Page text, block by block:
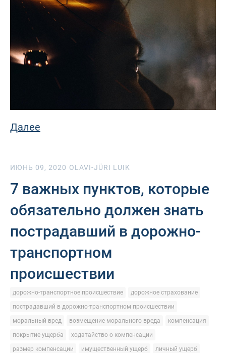
Далее
ИЮНЬ 09, 2020 OLAVI-JÜRI LUIK
7 важных пунктов, которые
обязательно должен знать
пострадавший в дорожно-
транспортном
происшествии
дорожно-транспортное происшествие
дорожное страхование
пострадавший в дорожно-транспортном происшествии
моральный вред
возмещение морального вреда
компенсация
покрытие ущерба
ходатайство о компенсации
размер компенсации
имущественный ущерб личный ущерб